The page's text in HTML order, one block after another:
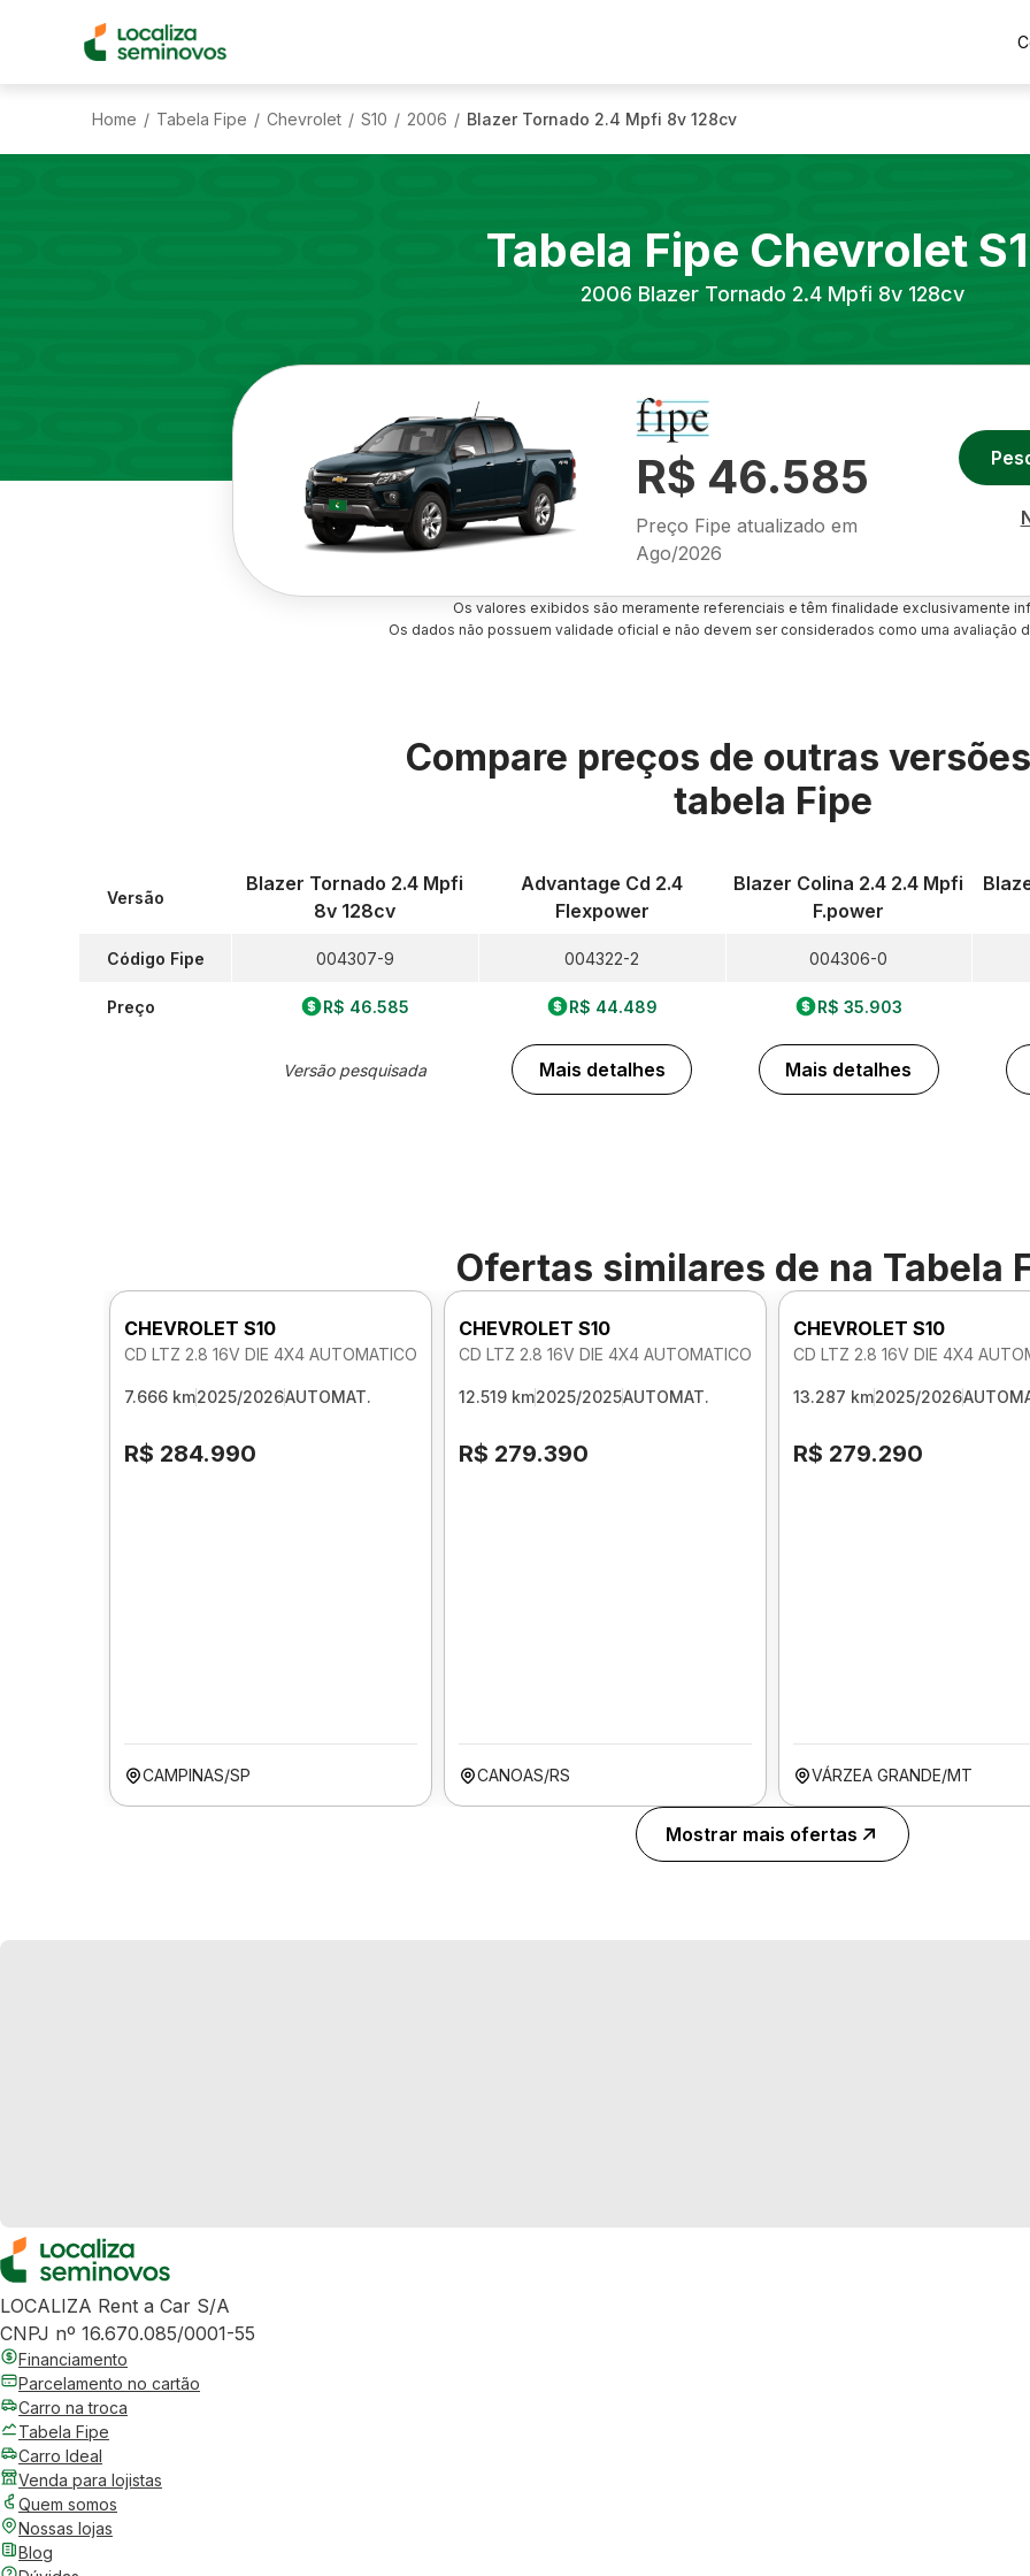
Home / Tabela Fipe / Chevrolet / S10 / 2006 / Blazer Tornado 2.4 Mpfi 8v 128cv
Tabela Fipe Chevrolet
2006 Blazer Tornado 2.4 Mpfi 8v 128cv
R$ 46.585
Preço Fipe atualizado em
Ago/2026
Os valores exibidos são meramente referenciais e têm finalidade exclusivamente
Os dados não possuem validade oficial e não devem ser considerados como uma avaliação
Compare preços de outras
tabela Fipe
Versão
Código Fipe
Preço
Blazer Tornado 2.4 Mpfi
8v 128cv
004307-9
R$ 46.585
Versão pesquisada
Advantage Cd 2.4
Flexpower
004322-2
R$ 44.489
Mais detalhes
Blazer Colina 2.4 2.4 Mpfi
F.power
004306-0
R$ 35.903
Mais detalhes
Ofertas similares de na Tabela
CHEVROLET S10
CD LTZ 2.8 16V DIE 4X4 AUTOMATICO
7.666 km2025/2026AUTOMAT.
R$ 284.990
CAMPINAS/SP
CHEVROLET S10
CD LTZ 2.8 16V DIE 4X4 AUTOMATICO
12.519 km2025/2025AUTOMAT.
R$ 279.390
CANOAS/RS
CHEVROLET S10
CD LTZ 2.8 16V DIE 4X4
13.287 km2025/2026
R$ 279.290
VÁRZEA GRANDE/MT
Mostrar mais ofertas
LOCALIZA Rent a Car S/A
CNPJ nº 16.670.085/0001-55
Financiamento
Parcelamento no cartão
Carro na troca
Tabela Fipe
Carro Ideal
Venda para lojistas
Quem somos
Nossas lojas
Blog